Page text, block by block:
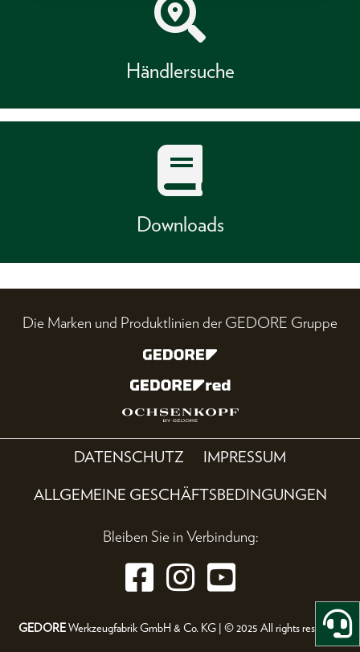
Händlersuche
Downloads
Die Marken und Produktlinien der GEDORE Gruppe
DATENSCHUTZ IMPRESSUM
ALLGEMEINE GESCHÄFTSBEDINGUNGEN
Bleiben Sie in Verbindung:
GEDOREWerkzeugfabrik GmbH & Co. KG | © 2025 All rights reserved.